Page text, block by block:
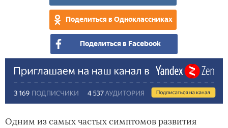
Поделиться в Одноклассниках
Поделиться в Facebook
Одним из самых частых симптомов развития